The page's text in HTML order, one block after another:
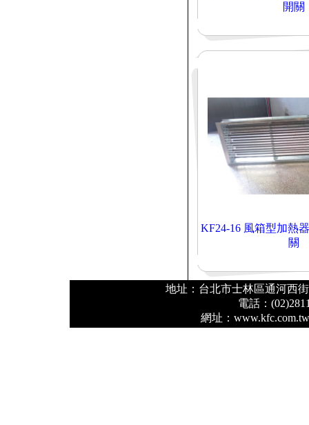
開關
KF24-16 風箱型加熱
關
地址：台北市士林區通河西
電話：
網址：